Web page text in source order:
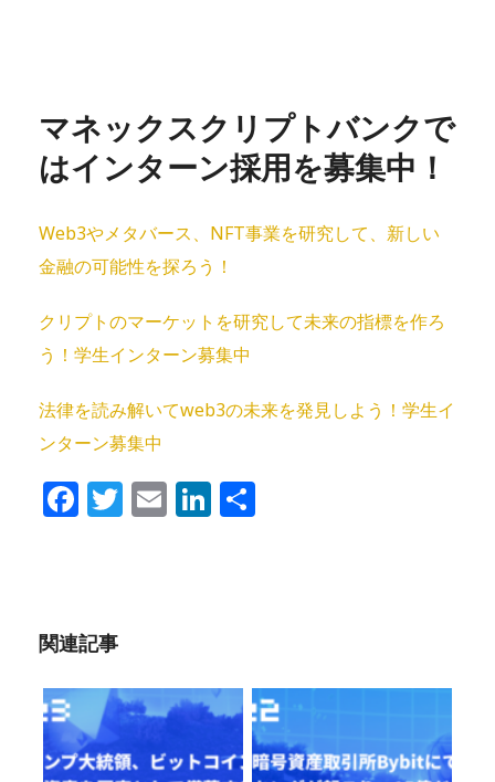
マネックスクリプトバンクで
はインターン採用を募集中！
Web3やメタバース、NFT事業を研究して、新しい
金融の可能性を探ろう！
クリプトのマーケットを研究して未来の指標を作ろ
う！学生インターン募集中
法律を読み解いてweb3の未来を発⾒しよう！学生イ
ンターン募集中
Facebook
Twitter
EmailLinkedIn
関連記事